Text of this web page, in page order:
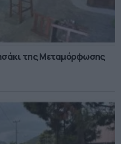
της Μεταμόρφωσης